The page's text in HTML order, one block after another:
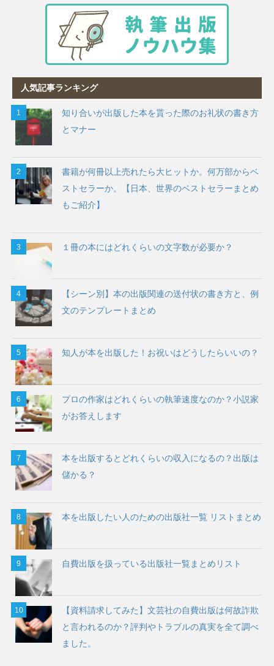
人気記事ランキング
知り合いが出版した本を貰った際のお礼状の書き方
とマナー
書籍が何冊以上売れたら大ヒットか。何万部からベ
ストセラーか。【日本、世界のベストセラーまとめ
もご紹介】
１冊の本にはどれくらいの文字数が必要か？
【シーン別】本の出版関連の送付状の書き方と、例
文のテンプレートまとめ
知人が本を出版した！お祝いはどうしたらいいの？
プロの作家はどれくらいの執筆速度なのか？小説家
がお答えします
本を出版するとどれくらいの収入になるの？出版は
儲かる？
本を出版したい人のための出版社一覧 リストまとめ
自費出版を扱っている出版社一覧まとめリスト
【資料請求してみた】文芸社の自費出版は何故詐欺
と言われるのか？評判やトラブルの真実を全て調べ
ました。